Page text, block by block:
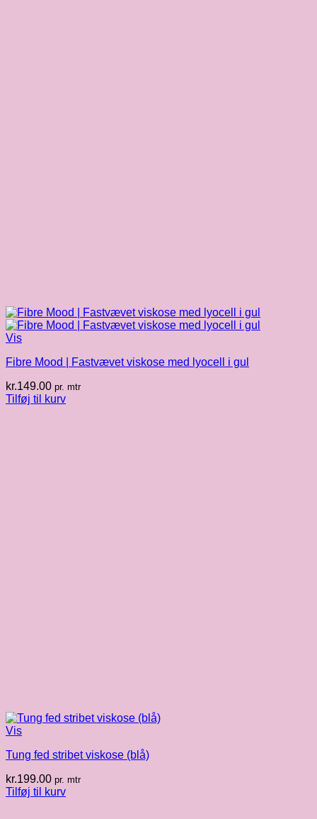
Vis
Fibre Mood | Fastvævet viskose med lyocell i gul
kr.149.00 pr. mtr
Tilføj til kurv
Vis
Tung fed stribet viskose (blå)
kr.199.00 pr. mtr
Tilføj til kurv